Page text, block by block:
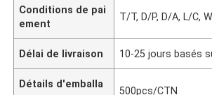
Conditions de pai
ement
T/T, D/P, D/A, L/C,
Délai de livraison 10-25 jours basés
Détails d'emballa
500pcs/CTN